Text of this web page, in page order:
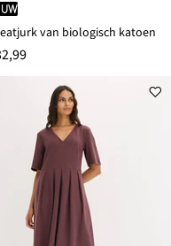
van biologisch katoen